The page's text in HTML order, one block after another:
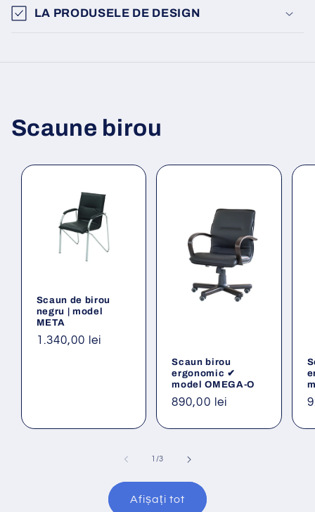
LA PRODUSELE DE DESIGN
Scaune birou
Scaun de birou
negru | model
META
Preț
1.340,00 lei
Scaun birou
ergonomic ✔
model OMEGA-O
Preț
890,00 lei
/din
3
Afișați tot